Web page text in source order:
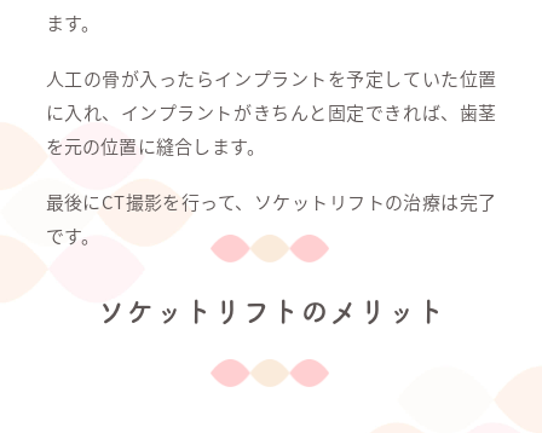
ます。
人工の骨が入ったらインプラントを予定していた位置
に入れ、インプラントがきちんと固定できれば、歯茎
を元の位置に縫合します。
最後にCT撮影を行って、ソケットリフトの治療は完了
です。
ソケットリフトのメリット